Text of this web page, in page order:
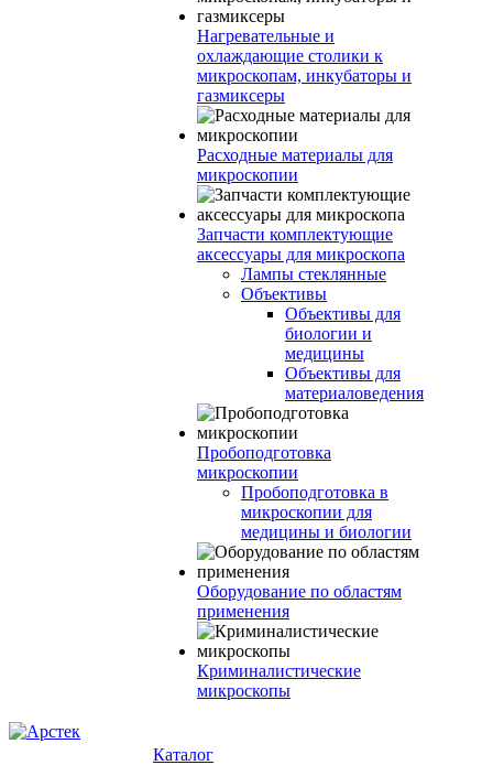
Нагревательные и
охлаждающие столики к
микроскопам, инкубаторы и
газмиксеры
Расходные материалы для
микроскопии
Запчасти комплектующие
аксессуары для микроскопа
Лампы стеклянные
Объективы
Объективы для
биологии и
медицины
Объективы для
материаловедения
Пробоподготовка
микроскопии
Пробоподготовка в
микроскопии для
медицины и биологии
Оборудование по областям
применения
Криминалистические
микроскопы
Каталог